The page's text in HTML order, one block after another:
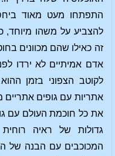
התפתחו מעט מאוד
להצביע על משהו מיוחד,
זה כאילו שהם מכוונים
אדם אמיתיים לא ירדו
לקוטב הצפוני בזמן
אתריות עם גופים אתריים
את כל חוכמת העולם עם
גדולות של ראיה
המכוכבים עם הבנה של